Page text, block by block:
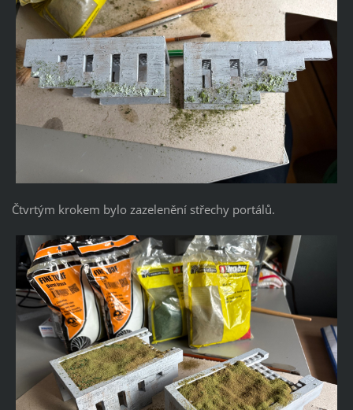
Čtvrtým krokem bylo zazelenění střechy portálů.